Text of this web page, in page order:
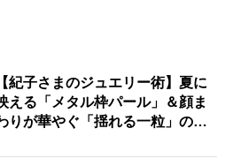
バル術
なサービス
【紀子さまのジュエリー術】夏に
える「メタル枠パール」＆顔ま
りが華やぐ「揺れる一粒」の使